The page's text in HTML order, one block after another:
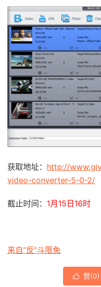
获取地址： http://
video-converter-5-0-2/
截止时间： 1月15日16时
来自“反”斗限免
 赞(0)